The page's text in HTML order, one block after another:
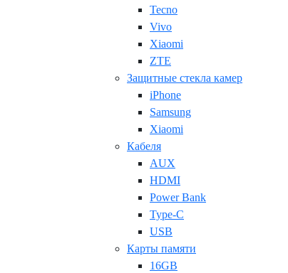
Tecno
Vivo
Xiaomi
ZTE
Защитные стекла камер
iPhone
Samsung
Xiaomi
Кабеля
AUX
HDMI
Power Bank
Type-C
USB
Карты памяти
16GB